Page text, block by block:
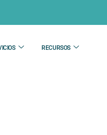
RECURSOS